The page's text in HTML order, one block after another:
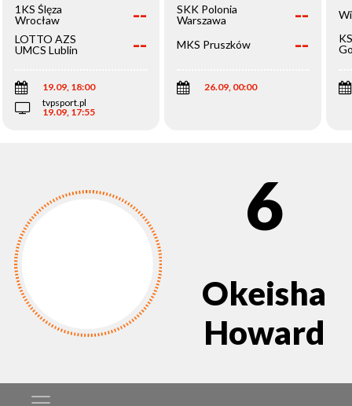
1KS Ślęza
Wrocław
--
LOTTO AZS
UMCS Lublin
--
19.09, 18:00
tvpsport.pl
19.09, 17:55
SKK Polonia
Warszawa
--
MKS Pruszków --
26.09, 00:00
6
Okeisha
Howard